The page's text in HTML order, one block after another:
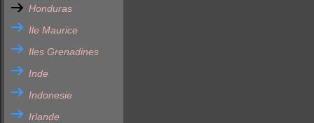
Honduras
Ile Maurice
Iles Grenadines
Inde
Indonesie
Irlande